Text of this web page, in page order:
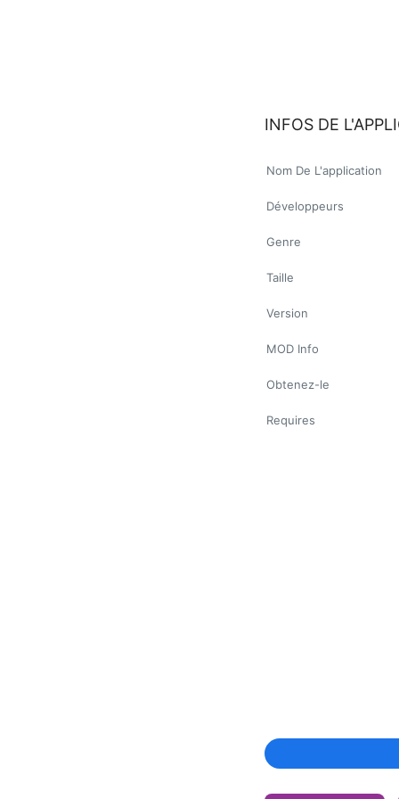
INFOS DE
Nom De L'application
Développeurs
Genre
Taille
Version
MOD Info
Obtenez-le
Requires